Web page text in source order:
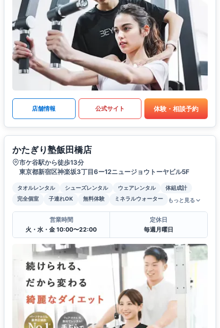
店舗情報 公式サイト 体験・相談予約
かたぎり塾飯田橋店
市ケ谷駅から徒歩13分
東京都新宿区神楽坂3丁目6ー12ニュージョウトーヤビル5F
タオルレンタル シューズレンタル ウェアレンタル
体組成計
完全個室
子連れOK 無料体験 ミネラルウォーター もっと見る
営業時間
火・水・金 10:00〜22:00
定休日
毎週月曜日